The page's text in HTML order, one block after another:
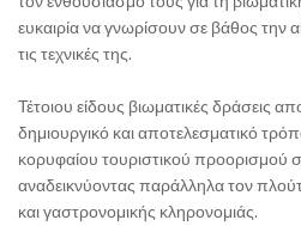
ευκαιρία να γνωρίσουν σε βάθος την
τις τεχνικές της.
Τέτοιου είδους βιωματικές δράσεις
δημιουργικό και αποτελεσματικό
κορυφαίου τουριστικού προορισμού
αναδεικνύοντας παράλληλα τον
και γαστρονομικής κληρονομιάς.